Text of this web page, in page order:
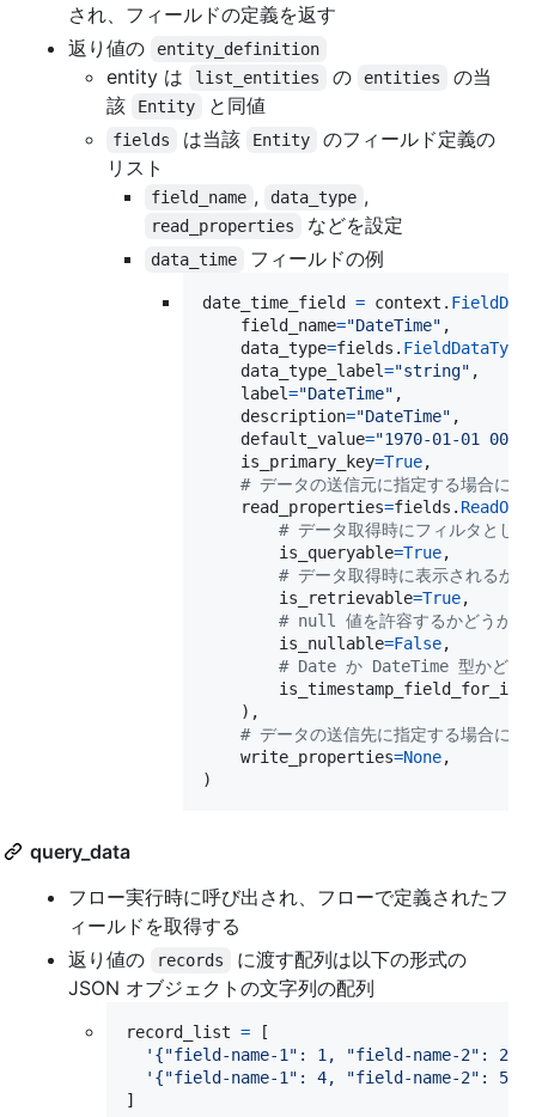
され、フィールドの定義を返す
返り値の
entity_definition
entity は list_entities の entities
の当
該
Entity と同値
fields は当該 Entity
のフィールド定義の
リスト
field_name , data_type ,
read_properties などを設定
data_time フィールドの例
date_time_field = context .
field_name="DateTime" ,
data_type=fields . FieldDataType
data_type_label="string" ,
label="DateTime" ,
description="DateTime" ,
default_value="1970-01-01
is_primary_key=True,
# データの送信元に指定する場合に設
read_properties=fields .
# データ取得時にフィルタとし
is_queryable=True,
# データ取得時に表示されるかど
is_retrievable=True,
# null 値を許容するかどうか
is_nullable=False,
# Date か DateTime 型かどう
    ),
# データの送信先に指定する場合に設
write_properties=None,
)
query_data
フロー実行時に呼び出され、フローで定義されたフ
ィールドを取得する
返り値の
records
に渡す配列は以下の形式の
JSON オブジェクトの文字列の配列
record_list = [
'{"field-name-1": 1, "field-name-2": 2,
'{"field-name-1": 4, "field-name-2": 5,
]